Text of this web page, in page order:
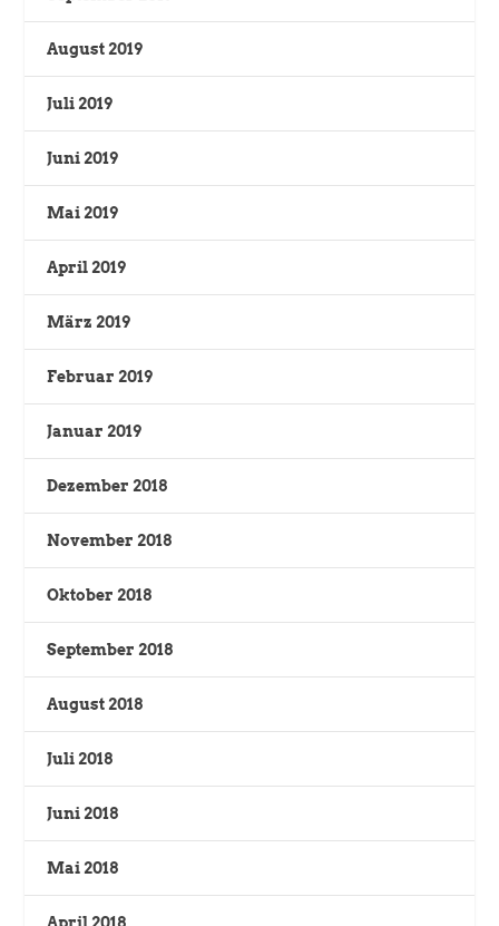
August 2019
Juli 2019
Juni 2019
Mai 2019
April 2019
März 2019
Februar 2019
Januar 2019
Dezember 2018
November 2018
Oktober 2018
September 2018
August 2018
Juli 2018
Juni 2018
Mai 2018
April 2018